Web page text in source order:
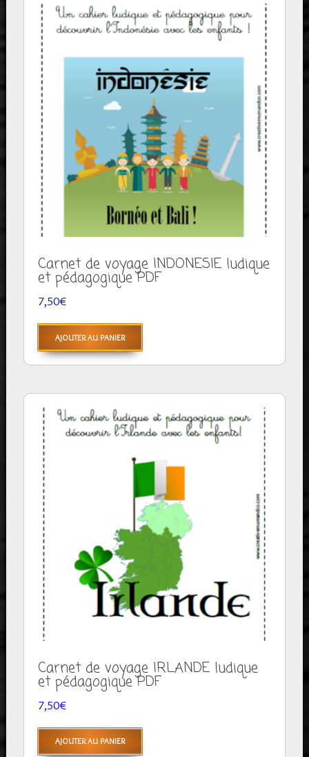
Carnet de voyage INDONESIE ludique
et pédagogique PDF
7,50€
AJOUTER AU PANIER
Carnet de voyage IRLANDE ludique
et pédagogique PDF
7,50€
AJOUTER AU PANIER